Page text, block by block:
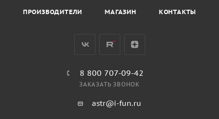
ПРОИЗВОДИТЕЛИ МАГАЗИН КОНТАКТЫ
8 800 707-09-42
ЗАКАЗАТЬ ЗВОНОК
astr@i-fun.ru